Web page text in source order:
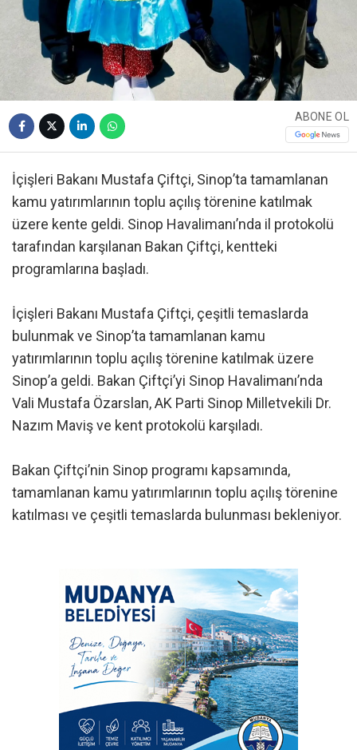
ABONE OL
İçişleri Bakanı Mustafa Çiftçi, Sinop’ta tamamlanan
kamu yatırımlarının toplu açılış törenine katılmak
üzere kente geldi. Sinop Havalimanı’nda il protokolü
tarafından karşılanan Bakan Çiftçi, kentteki
programlarına başladı.
İçişleri Bakanı Mustafa Çiftçi, çeşitli temaslarda
bulunmak ve Sinop’ta tamamlanan kamu
yatırımlarının toplu açılış törenine katılmak üzere
Sinop’a geldi. Bakan Çiftçi’yi Sinop Havalimanı’nda
Vali Mustafa Özarslan, AK Parti Sinop Milletvekili Dr.
Nazım Maviş ve kent protokolü karşıladı.
Bakan Çiftçi’nin Sinop programı kapsamında,
tamamlanan kamu yatırımlarının toplu açılış törenine
katılması ve çeşitli temaslarda bulunması bekleniyor.